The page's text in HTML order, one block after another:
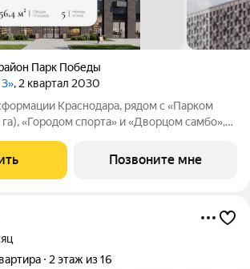
Парк Победы
, 2 квартал 2030
Краснодара, рядом с «Парком
«Городом спорта» и «Дворцом самбо»,
5 этаже 9-этажного дома. Квартира
Позвоните мне
2 этаж из 16